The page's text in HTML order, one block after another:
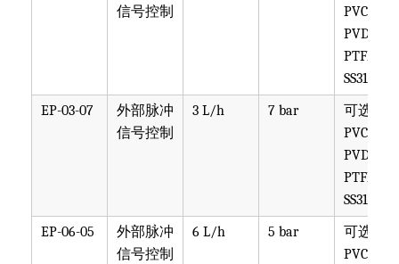
信号控制
PVC,
PVDF,
PTFE,
SS316
EP-03-07
外部脉冲
信号控制
3 L/h 7 bar
可选
PVC,
PVDF,
PTFE,
SS316
EP-06-05
外部脉冲
信号控制
6 L/h 5 bar
可选
PVC,